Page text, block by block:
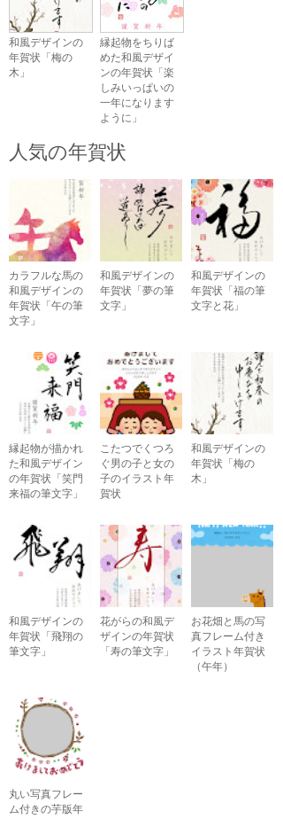
和風デザインの
年賀状「梅の
木」
縁起物をちりば
めた和風デザイ
ンの年賀状「楽
しみいっぱいの
一年になります
ように」
人気の年賀状
カラフルな馬の
和風デザインの
年賀状「午の筆
文字」
和風デザインの
年賀状「夢の筆
文字」
和風デザインの
年賀状「福の筆
文字と花」
縁起物が描かれ
た和風デザイン
の年賀状「笑門
来福の筆文字」
こたつでくつろ
ぐ男の子と女の
子のイラスト年
賀状
和風デザインの
年賀状「梅の
木」
和風デザインの
年賀状「飛翔の
筆文字」
花がらの和風デ
ザインの年賀状
「寿の筆文字」
お花畑と馬の写
真フレーム付き
イラスト年賀状
（午年）
丸い写真フレー
ム付きの芋版年